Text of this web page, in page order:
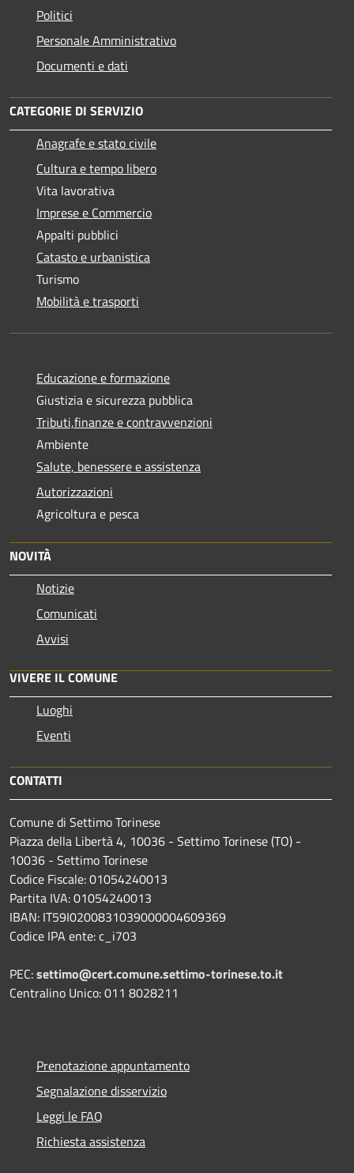
Politici
Personale Amministrativo
Documenti e dati
CATEGORIE DI SERVIZIO
Anagrafe e stato civile
Cultura e tempo libero
Vita lavorativa
Imprese e Commercio
Appalti pubblici
Catasto e urbanistica
Turismo
Mobilità e trasporti
Educazione e formazione
Giustizia e sicurezza pubblica
Tributi,finanze e contravvenzioni
Ambiente
Salute, benessere e assistenza
Autorizzazioni
Agricoltura e pesca
NOVITÀ
Notizie
Comunicati
Avvisi
VIVERE IL COMUNE
Luoghi
Eventi
CONTATTI
Comune di Settimo Torinese
Piazza della Libertà 4, 10036 - Settimo Torinese (TO) -
10036 - Settimo Torinese
Codice Fiscale: 01054240013
Partita IVA: 01054240013
IBAN: IT59I0200831039000004609369
Codice IPA ente: c_i703
PEC:settimo@cert.comune.settimo-torinese.to.it
Centralino Unico: 011 8028211
Prenotazione appuntamento
Segnalazione disservizio
Leggi le FAQ
Richiesta assistenza